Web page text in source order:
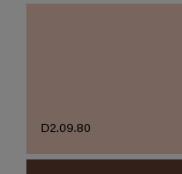
D2.09.80